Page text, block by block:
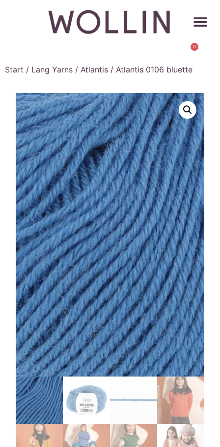
0
Start / Lang Yarns / Atlantis / Atlantis 0106 bluette